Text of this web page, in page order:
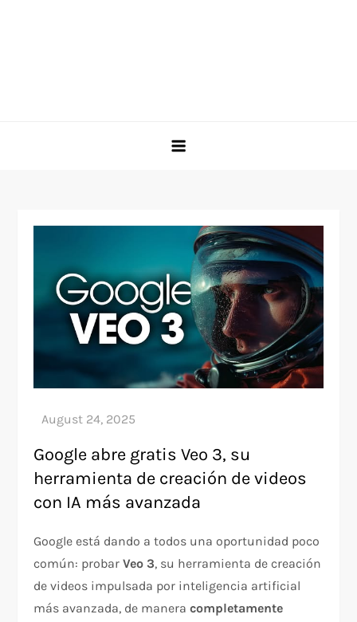
Google abre gratis Veo 3, su
herramienta de creación de videos
con IA más avanzada
Google está dando a todos una oportunidad poco
común: probarVeo 3, su herramienta de creación
de videos impulsada por inteligencia artificial
más avanzada, de maneracompletamente